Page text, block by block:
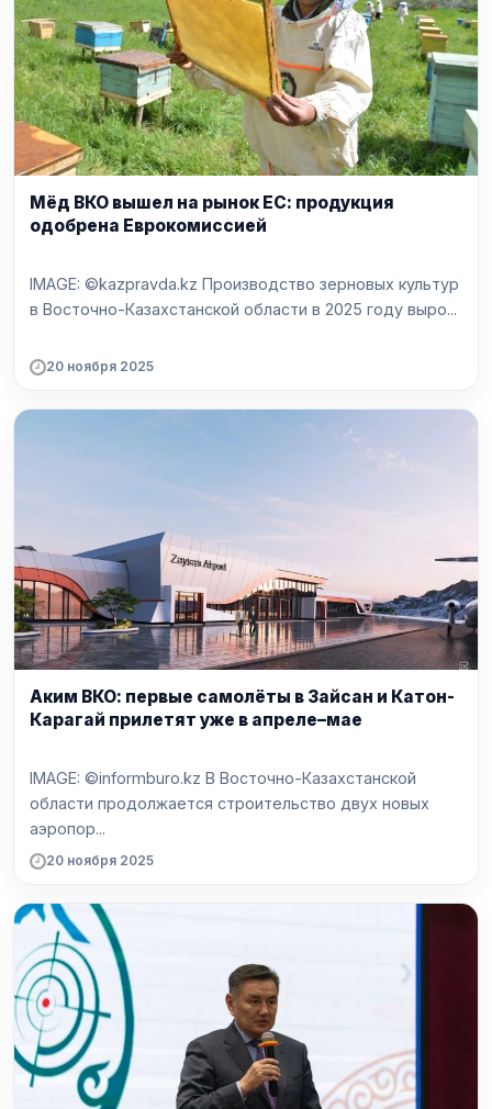
Мёд ВКО вышел на рынок ЕС: продукция
одобрена Еврокомиссией
IMAGE: ©kazpravda.kz Производство зерновых культур
в Восточно-Казахстанской области в 2025 году выро...
20 ноября 2025
Аким ВКО: первые самолёты в Зайсан и Катон-
Карагай прилетят уже в апреле–мае
IMAGE: ©informburo.kz В Восточно-Казахстанской
области продолжается строительство двух новых
аэропор...
20 ноября 2025